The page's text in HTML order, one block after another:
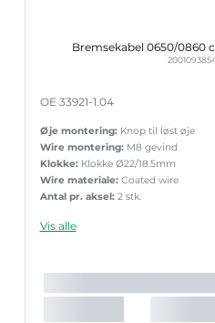
Bremsekabel 0650/0860
OE 33921-1.04
Øje montering: Knop til løst øje
Wire montering: M8 gevind
Klokke: Klokke Ø22/18.5mm
Wire materiale: Coated wire
Antal pr. aksel: 2 stk.
Vis alle